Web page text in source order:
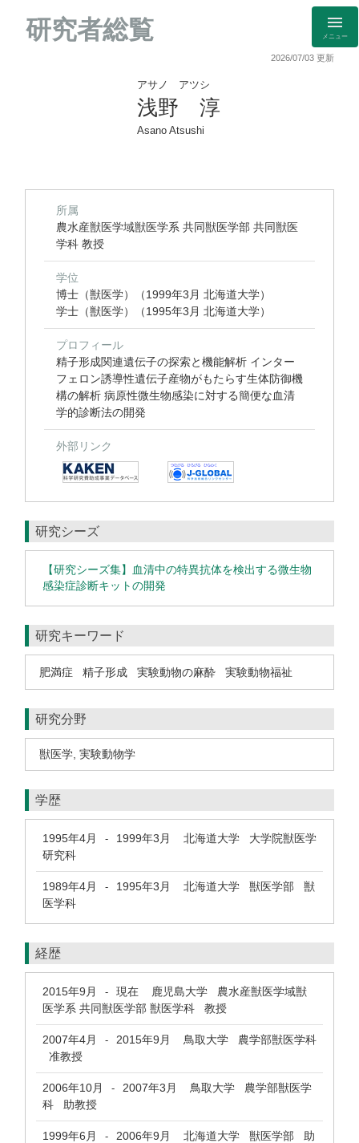
研究者総覧 メニュー
2026/07/03 更新
アサノ アツシ
浅野 淳
Asano Atsushi
所属
農水産獣医学域獣医学系 共同獣医学部 共同獣医
学科 教授
学位
博士（獣医学）（1999年3月 北海道大学）
学士（獣医学）（1995年3月 北海道大学）
プロフィール
精子形成関連遺伝子の探索と機能解析 インター
フェロン誘導性遺伝子産物がもたらす生体防御機
構の解析 病原性微生物感染に対する簡便な血清
学的診断法の開発
外部リンク
研究シーズ
【研究シーズ集】血清中の特異抗体を検出する微生物
感染症診断キットの開発
研究キーワード
肥満症 精子形成 実験動物の麻酔 実験動物福祉
研究分野
獣医学 実験動物学
学歴
1995年4月 - 1999年3月
北海道大学 大学院獣医学
研究科
1989年4月 - 1995年3月
北海道大学 獣医学部 獣
医学科
経歴
2015年9月 - 現在 鹿児島大学 農水産獣医学域獣
医学系 共同獣医学部 獣医学科 教授
2007年4月 - 2015年9月
鳥取大学 農学部獣医学科
准教授
2006年10月 - 2007年3月
鳥取大学 農学部獣医学
科 助教授
1999年6月 - 2006年9月
北海道大学 獣医学部 助